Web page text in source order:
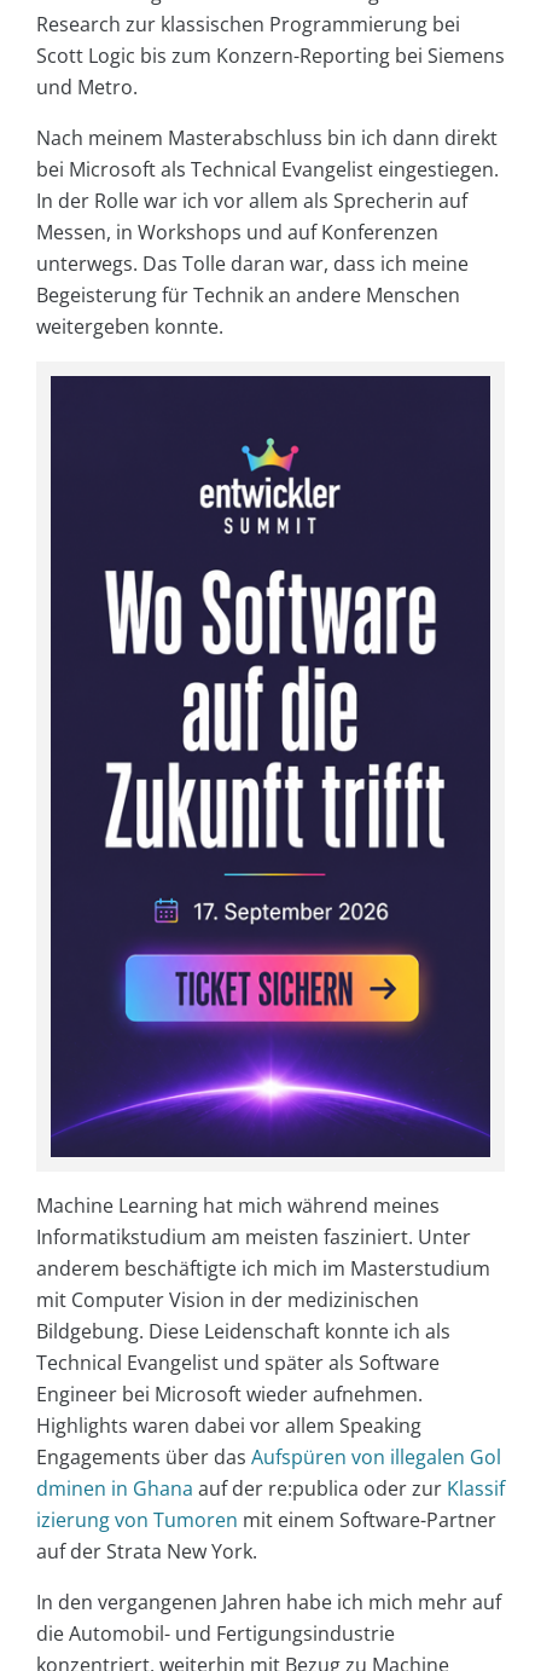
Research zur klassischen Programmierung bei
Scott Logic bis zum Konzern-Reporting bei Siemens
und Metro.
Nach meinem Masterabschluss bin ich dann direkt
bei Microsoft als Technical Evangelist eingestiegen.
In der Rolle war ich vor allem als Sprecherin auf
Messen, in Workshops und auf Konferenzen
unterwegs. Das Tolle daran war, dass ich meine
Begeisterung für Technik an andere Menschen
weitergeben konnte.
Machine Learning hat mich während meines
Informatikstudium am meisten fasziniert. Unter
anderem beschäftigte ich mich im Masterstudium
mit Computer Vision in der medizinischen
Bildgebung. Diese Leidenschaft konnte ich als
Technical Evangelist und später als Software
Engineer bei Microsoft wieder aufnehmen.
Highlights waren dabei vor allem Speaking
Engagements über das Aufspüren von illegalen Gol
dminen in Ghana auf der re:publica oder zur Klassif
izierung von Tumoren mit einem Software-Partner
auf der Strata New York.
In den vergangenen Jahren habe ich mich mehr auf
die Automobil- und Fertigungsindustrie
konzentriert, weiterhin mit Bezug zu Machine